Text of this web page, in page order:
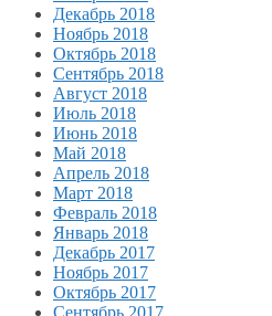
Декабрь 2018
Ноябрь 2018
Октябрь 2018
Сентябрь 2018
Август 2018
Июль 2018
Июнь 2018
Май 2018
Апрель 2018
Март 2018
Февраль 2018
Январь 2018
Декабрь 2017
Ноябрь 2017
Октябрь 2017
Сентябрь 2017